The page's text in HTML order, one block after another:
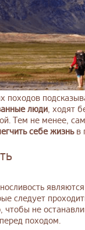
походов
люди, ходят
Тем не менее,
себе жизньв
следует
чтобы не
походом.